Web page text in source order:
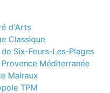
d'Arts
Classique
Six-Fours-Les-Plages
Méditerranée
Malraux
TPM